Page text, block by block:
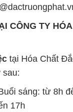
CÔNG TY
tại Hóa Chất
sáng: từ 8h
17h